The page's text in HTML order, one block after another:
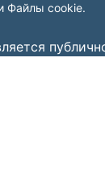
Файлы cookie.